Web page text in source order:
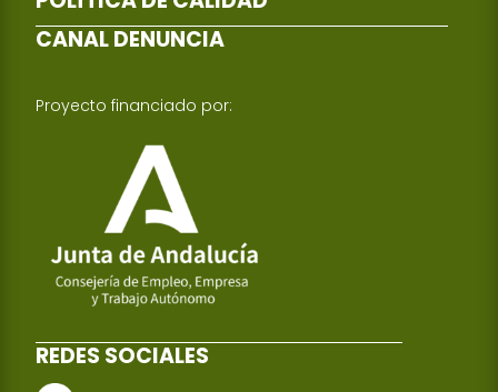
CANAL DENUNCIA
Proyecto financiado por:
REDES SOCIALES